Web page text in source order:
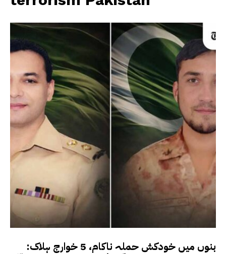
بنوں میں خودکش حملہ ناکام، 5 خوارج ہلاک: